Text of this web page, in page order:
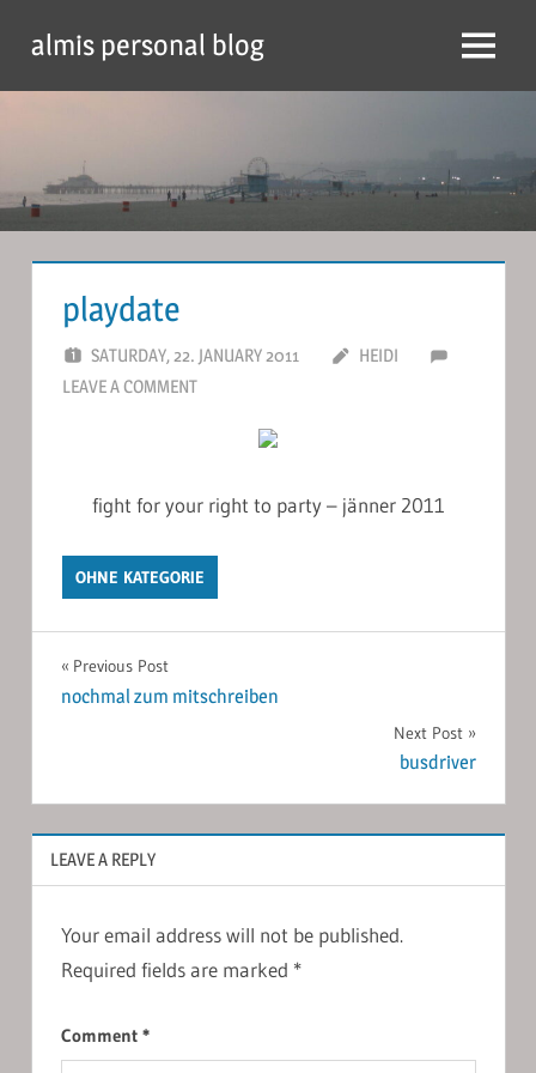
content
almis personal blog Menu
playdate
SATURDAY, 22. JANUARY 2011
HEIDI
LEAVE A COMMENT
fight for your right to party – jänner 2011
OHNE KATEGORIE
Post
Previous Post
nochmal zum mitschreiben
Next Post
busdriver
LEAVE A REPLY
Your email address will not be published.
Required fields are marked *
Comment *